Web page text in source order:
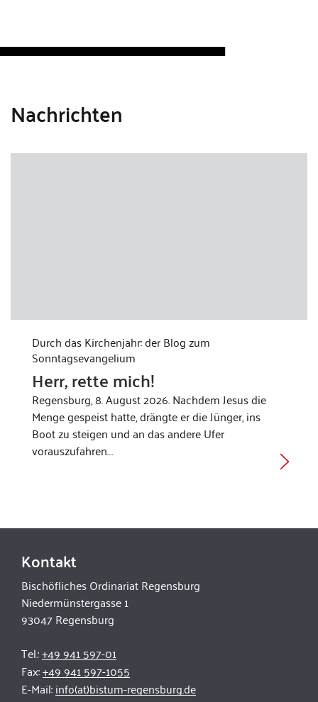
Nachrichten
Durch das Kirchenjahr: der Blog zum
Sonntagsevangelium
Herr, rette mich!
Regensburg, 8. August 2026. Nachdem Jesus die
Menge gespeist hatte, drängte er die Jünger, ins
Boot zu steigen und an das andere Ufer
vorauszufahren.…
Kontakt
Bischöfliches Ordinariat Regensburg
Niedermünstergasse 1
93047 Regensburg
Tel.:+49 941 597-01
Fax:+49 941 597-1055
E-Mail:info(at)bistum-regensburg.de